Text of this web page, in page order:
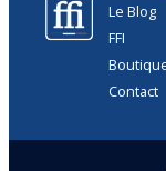
Le Blog
FFI
Contact